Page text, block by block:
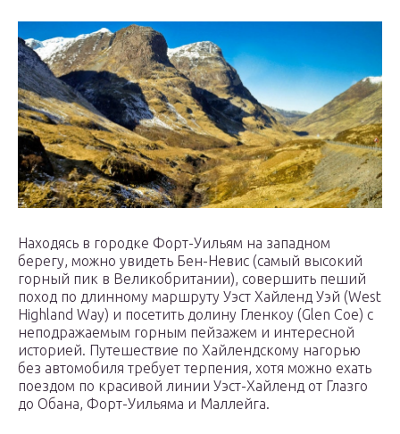
Находясь в городке Форт-Уильям на западном
берегу, можно увидеть Бен-Невис (самый высокий
горный пик в Великобритании), совершить пеший
поход по длинному маршруту Уэст Хайленд Уэй (West
Highland Way) и посетить долину Гленкоу (Glen Coe) с
неподражаемым горным пейзажем и интересной
историей. Путешествие по Хайлендскому нагорью
без автомобиля требует терпения, хотя можно ехать
поездом по красивой линии Уэст-Хайленд от Глазго
до Обана, Форт-Уильяма и Маллейга.